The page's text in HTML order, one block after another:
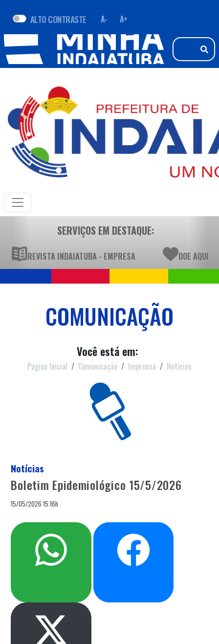
ALTO CONTRASTE A- A+
SERVIÇOS EM DESTAQUE:
REVISTA INDAIATUBA - EMPRESA DOE AQUI
COMUNICAÇÃO
Você está em:
Página Inicial Comunicação Imprensa Notícias
Notícias
Boletim Epidemiológico 15/5/2026
15/05/2026 15:16h